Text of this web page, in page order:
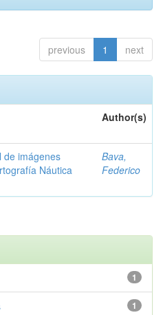
previous 1 next
Author(s)
de imágenes
Náutica
Bava,
Federico
1
1